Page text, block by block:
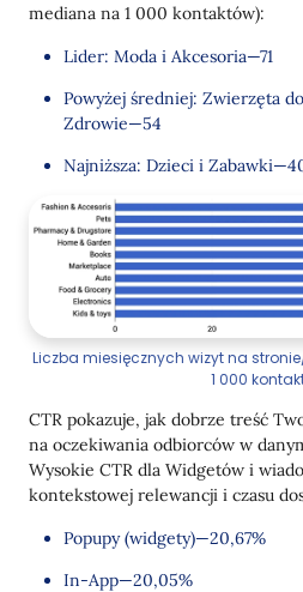
mediana na 1 000 kontaktów):
Lider: Moda i Akcesoria—71
Powyżej średniej: Zwierzęta
Zdrowie—54
Najniższa: Dzieci i
Liczba miesięcznych wizyt na
1 000
CTR pokazuje, jak dobrze treść
na oczekiwania odbiorców w
Wysokie CTR dla Widgetów i
kontekstowej relewancji i czasu
Popupy (widgety)—20,67%
In-App—20,05%